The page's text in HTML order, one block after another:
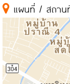
แผนที่ / สถาน